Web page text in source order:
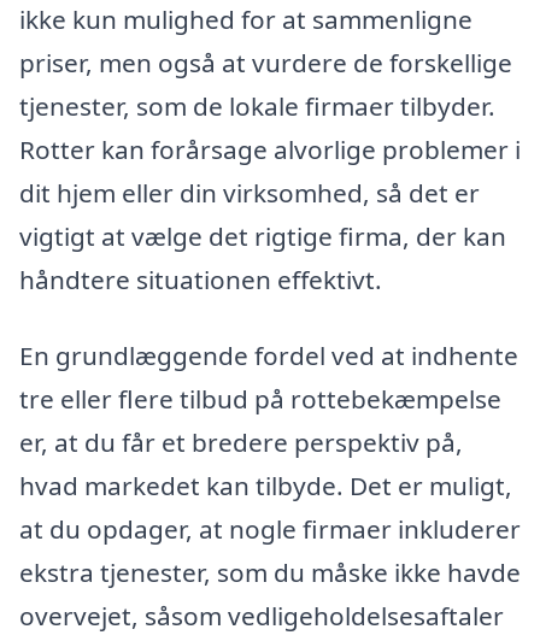
ikke kun mulighed for at sammenligne
priser, men også at vurdere de forskellige
tjenester, som de lokale firmaer tilbyder.
Rotter kan forårsage alvorlige problemer i
dit hjem eller din virksomhed, så det er
vigtigt at vælge det rigtige firma, der kan
håndtere situationen effektivt.
En grundlæggende fordel ved at indhente
tre eller flere tilbud på rottebekæmpelse
er, at du får et bredere perspektiv på,
hvad markedet kan tilbyde. Det er muligt,
at du opdager, at nogle firmaer inkluderer
ekstra tjenester, som du måske ikke havde
overvejet, såsom vedligeholdelsesaftaler